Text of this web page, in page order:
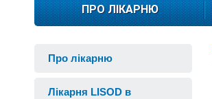
ПРО ЛІКАРНЮ
Про лікарню
Лікарня LISOD в